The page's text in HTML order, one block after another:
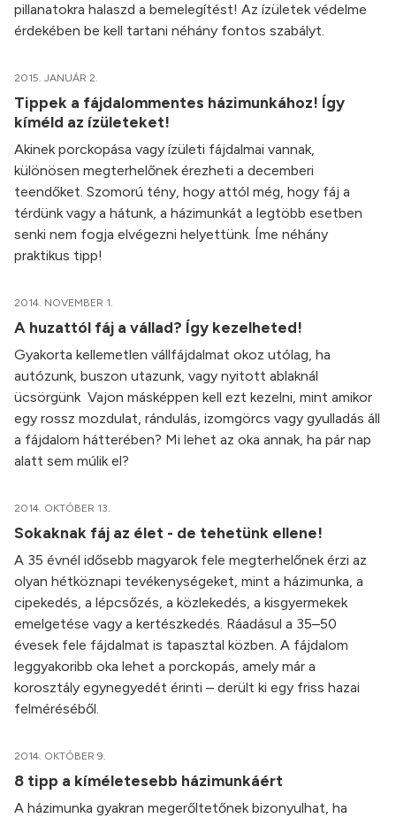
pillanatokra halaszd a bemelegítést! Az ízületek védelme
érdekében be kell tartani néhány fontos szabályt.
2015. JANUÁR 2.
Tippek a fájdalommentes házimunkához! Így
kíméld az ízületeket!
Akinek porckopása vagy ízületi fájdalmai vannak,
különösen megterhelőnek érezheti a decemberi
teendőket. Szomorú tény, hogy attól még, hogy fáj a
térdünk vagy a hátunk, a házimunkát a legtöbb esetben
senki nem fogja elvégezni helyettünk. Íme néhány
praktikus tipp!
2014. NOVEMBER 1.
A huzattól fáj a vállad? Így kezelheted!
Gyakorta kellemetlen vállfájdalmat okoz utólag, ha
autózunk, buszon utazunk, vagy nyitott ablaknál
ücsörgünk Vajon másképpen kell ezt kezelni, mint amikor
egy rossz mozdulat, rándulás, izomgörcs vagy gyulladás áll
a fájdalom hátterében? Mi lehet az oka annak, ha pár nap
alatt sem múlik el?
2014. OKTÓBER 13.
Sokaknak fáj az élet - de tehetünk ellene!
A 35 évnél idősebb magyarok fele megterhelőnek érzi az
olyan hétköznapi tevékenységeket, mint a házimunka, a
cipekedés, a lépcsőzés, a közlekedés, a kisgyermekek
emelgetése vagy a kertészkedés. Ráadásul a 35–50
évesek fele fájdalmat is tapasztal közben. A fájdalom
leggyakoribb oka lehet a porckopás, amely már a
korosztály egynegyedét érinti – derült ki egy friss hazai
felméréséből.
2014. OKTÓBER 9.
8 tipp a kíméletesebb házimunkáért
A házimunka gyakran megerőltetőnek bizonyulhat, ha